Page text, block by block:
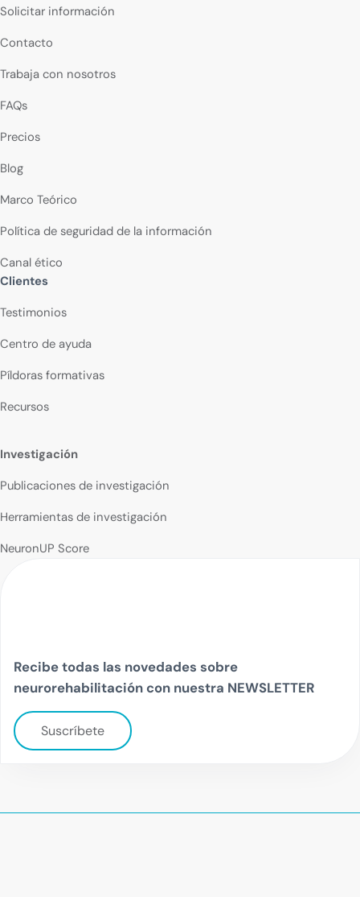
Solicitar información
Contacto
Trabaja con nosotros
FAQs
Precios
Blog
Marco Teórico
Política de seguridad de la información
Canal ético
Clientes
Testimonios
Centro de ayuda
Píldoras formativas
Recursos
Investigación
Publicaciones de investigación
Herramientas de investigación
NeuronUP Score
Recibe todas las novedades sobre
neurorehabilitación con nuestra NEWSLETTER
Suscríbete